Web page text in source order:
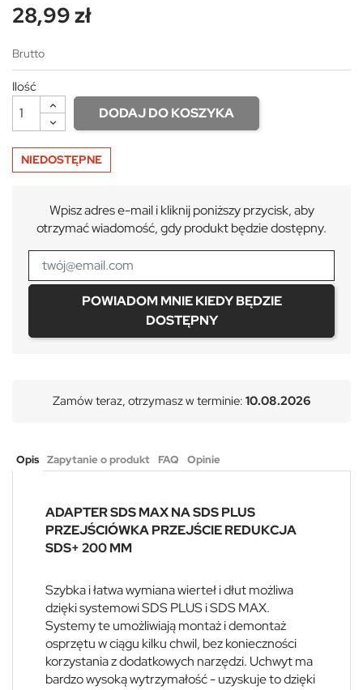
28,99 zł
Brutto
Ilość
DODAJ DO KOSZYKA
NIEDOSTĘPNE
Wpisz adres e-mail i kliknij poniższy przycisk, aby
otrzymać wiadomość, gdy produkt będzie dostępny.
POWIADOM MNIE KIEDY BĘDZIE
DOSTĘPNY
Zamów teraz, otrzymasz w terminie: 10.08.2026
Opis Zapytanie o produkt FAQ Opinie
ADAPTER SDS MAX NA SDS PLUS
PRZEJŚCIÓWKA PRZEJŚCIE REDUKCJA
SDS+ 200 MM
Szybka i łatwa wymiana wierteł i dłut możliwa
dzięki systemowi SDS PLUS i SDS MAX.
Systemy te umożliwiają montaż i demontaż
osprzętu w ciągu kilku chwil, bez konieczności
korzystania z dodatkowych narzędzi. Uchwyt ma
bardzo wysoką wytrzymałość - uzyskuje to dzięki